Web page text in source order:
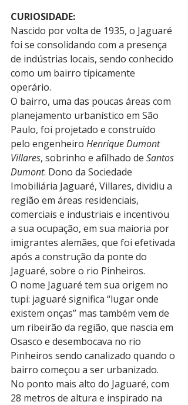
CURIOSIDADE:
Nascido por volta de 1935, o Jaguaré
foi se consolidando com a presença
de indústrias locais, sendo conhecido
como um bairro tipicamente
operário.
O bairro, uma das poucas áreas com
planejamento urbanístico em São
Paulo, foi projetado e construído
pelo engenheiro Henrique Dumont
Villares, sobrinho e afilhado de Santos
Dumont. Dono da Sociedade
Imobiliária Jaguaré, Villares, dividiu a
região em áreas residenciais,
comerciais e industriais e incentivou
a sua ocupação, em sua maioria por
imigrantes alemães, que foi efetivada
após a construção da ponte do
Jaguaré, sobre o rio Pinheiros.
O nome Jaguaré tem sua origem no
tupi: jaguaré significa “lugar onde
existem onças” mas também vem de
um ribeirão da região, que nascia em
Osasco e desembocava no rio
Pinheiros sendo canalizado quando o
bairro começou a ser urbanizado.
No ponto mais alto do Jaguaré, com
28 metros de altura e inspirado na